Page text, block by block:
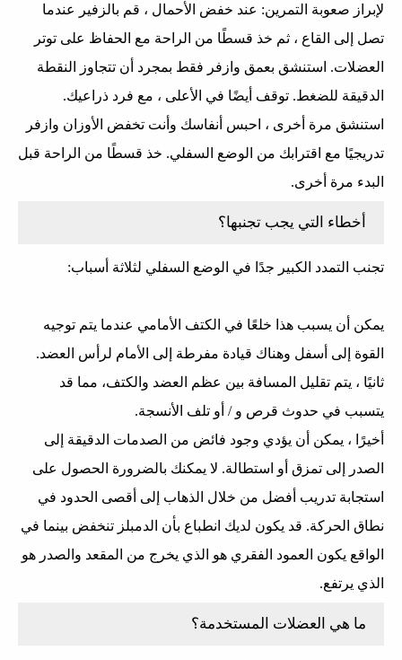
لإبراز صعوبة التمرين: عند خفض الأحمال ، قم بالزفير عندما
تصل إلى القاع ، ثم خذ قسطًا من الراحة مع الحفاظ على توتر
العضلات. استنشق بعمق وازفر فقط بمجرد أن تتجاوز النقطة
الدقيقة للضغط. توقف أيضًا في الأعلى ، مع فرد ذراعيك.
استنشق مرة أخرى ، احبس أنفاسك وأنت تخفض الأوزان وازفر
تدريجيًا مع اقترابك من الوضع السفلي. خذ قسطًا من الراحة قبل
البدء مرة أخرى.
أخطاء التي يجب تجنبها؟
تجنب التمدد الكبير جدًا في الوضع السفلي لثلاثة أسباب:
يمكن أن يسبب هذا خلعًا في الكتف الأمامي عندما يتم توجيه
القوة إلى أسفل وهناك قيادة مفرطة إلى الأمام لرأس العضد.
ثانيًا ، يتم تقليل المسافة بين عظم العضد والكتف، مما قد
يتسبب في حدوث قرص و / أو تلف الأنسجة.
أخيرًا ، يمكن أن يؤدي وجود فائض من الصدمات الدقيقة إلى
الصدر إلى تمزق أو استطالة. لا يمكنك بالضرورة الحصول على
استجابة تدريب أفضل من خلال الذهاب إلى أقصى الحدود في
نطاق الحركة. قد يكون لديك انطباع بأن الدمبلز تنخفض بينما في
الواقع يكون العمود الفقري هو الذي يخرج من المقعد والصدر هو
الذي يرتفع.
ما هي العضلات المستخدمة؟